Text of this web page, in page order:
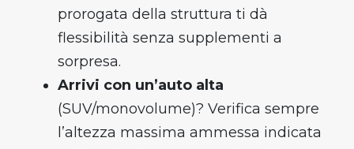
prorogata della struttura ti dà
flessibilità senza supplementi a
sorpresa.
Arrivi con un’auto alta
(SUV/monovolume)? Verifica sempre
l’altezza massima ammessa indicata